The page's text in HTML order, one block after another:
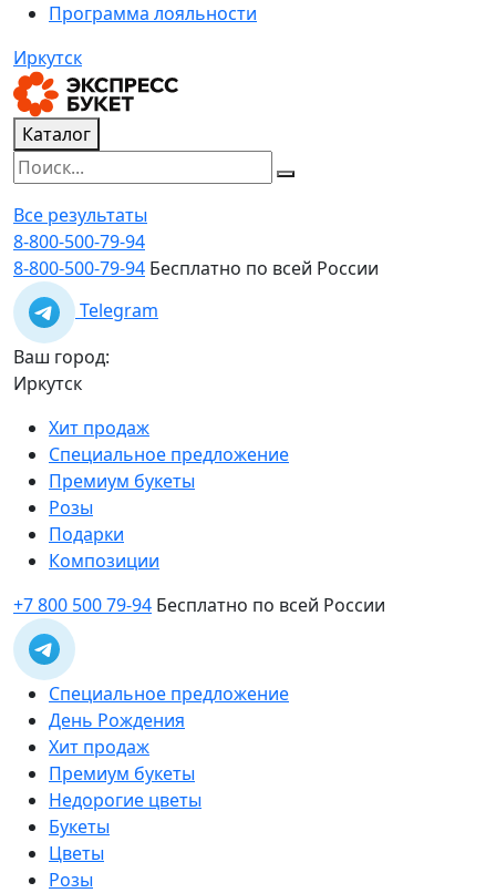
Программа лояльности
Иркутск
Каталог
Все результаты
8-800-500-79-94
8-800-500-79-94 Бесплатно по всей России
Telegram
Ваш город:
Иркутск
Хит продаж
Специальное предложение
Премиум букеты
Розы
Подарки
Композиции
+7 800 500 79-94 Бесплатно по всей России
Специальное предложение
День Рождения
Хит продаж
Премиум букеты
Недорогие цветы
Букеты
Цветы
Розы